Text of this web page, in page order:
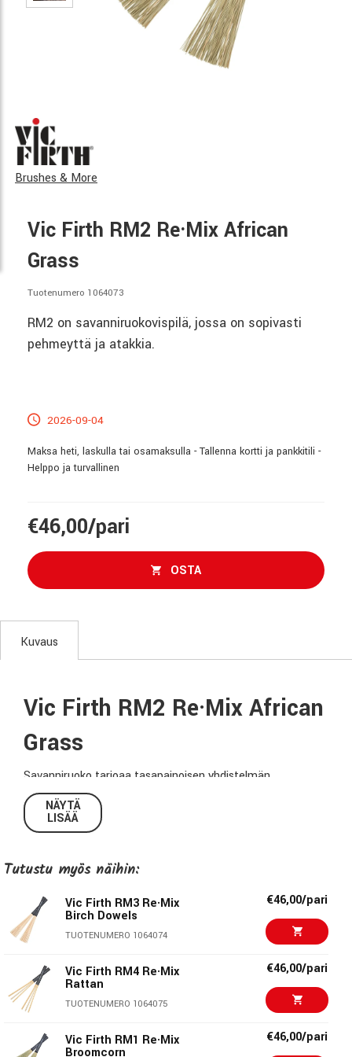
Brushes & More
Vic Firth RM2 Re·Mix African
Grass
Tuotenumero 1064073
RM2 on savanniruokovispilä, jossa on sopivasti
pehmeyttä ja atakkia.
2026-09-04
Maksa heti, laskulla tai osamaksulla - Tallenna kortti ja pankkitili -
Helppo ja turvallinen
€46,00/pari
OSTA
Kuvaus
Vic Firth RM2 Re·Mix African
Grass
Savanniruoko tarjoaa tasapainoisen yhdistelmän
pehmeyttä ja atakkia.
RE·MIX Brushes ovat äänimaailman tutkimuksen huippu!
niitä keskenään ja näillä kapuloilla luot taatusti uusia ja
useissa eri luonnonmateriaaleissa.
Tekniset tiedot:
Materiaali (vispilä):
Kädensija:
Muovi
Pituus:
35,88cm
NÄYTÄ
LISÄÄ
Tutustu myös näihin:
Vic Firth RM3 Re·Mix
Birch Dowels
TUOTENUMERO 1064074
€46,00/pari
Vic Firth RM4 Re·Mix
Rattan
TUOTENUMERO 1064075
€46,00/pari
Vic Firth RM1 Re·Mix
Broomcorn
€46,00/pari